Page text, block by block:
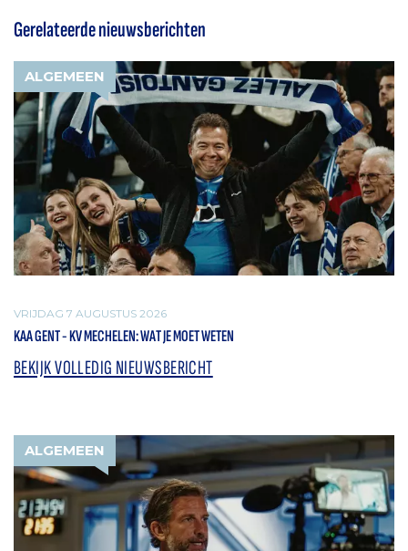
Gerelateerde nieuwsberichten
ALGEMEEN
VRIJDAG 7 AUGUSTUS 2026
KAA GENT - KV MECHELEN: WAT JE MOET WETEN
BEKIJK VOLLEDIG NIEUWSBERICHT
ALGEMEEN